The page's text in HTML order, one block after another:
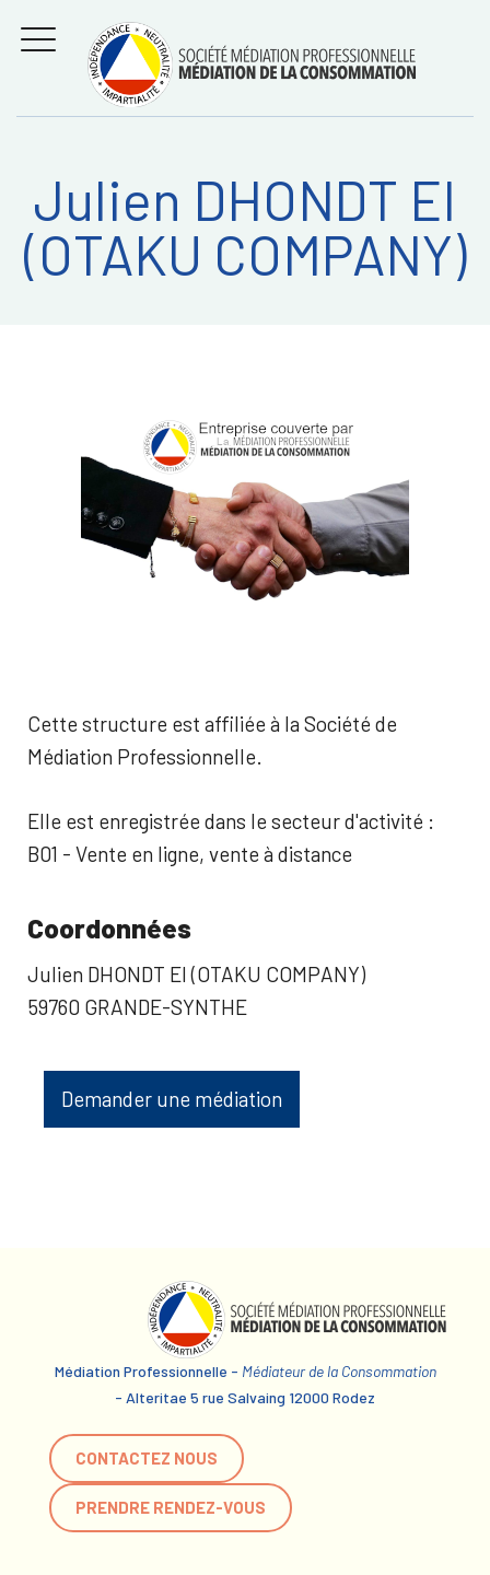
Régler les litiges
entre
consommateurs et
professionnels avec
la médiation de la
consommation
MENU
Recherche
sur:
Julien DHONDT EI
(OTAKU COMPANY)
Cette structure est affiliée à la Société de
Médiation Professionnelle.
Elle est enregistrée dans le secteur d'activité :
B01 - Vente en ligne, vente à distance
Coordonnées
Julien DHONDT EI (OTAKU COMPANY)
59760 GRANDE-SYNTHE
Demander une médiation
Médiation Professionnelle - Médiateur de la Consommation
- Alteritae 5 rue Salvaing 12000 Rodez
CONTACTEZ NOUS
PRENDRE RENDEZ-VOUS